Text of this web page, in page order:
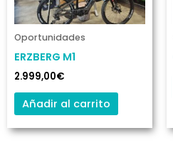
Oportunidades
ERZBERG M1
2.999,00€
Añadir al carrito